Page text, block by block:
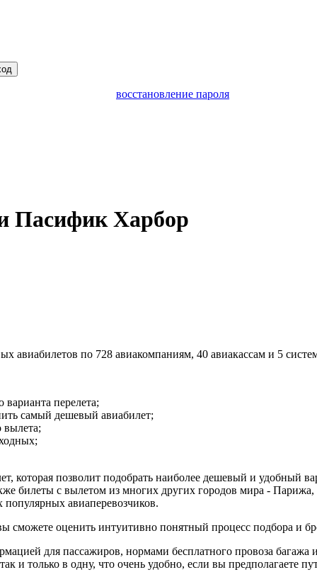
восстановление пароля
Пасифик Харбор
авиабилетов по 728 авиакомпаниям, 40 авиакассам и 5
перелета;
самый дешевый авиабилет;
вылета;
которая позволит подобрать наиболее дешевый и
билеты с вылетом из многих других городов мира -
популярных авиаперевозчиков.
сможете оценить интуитивно понятный процесс подбора и
для пассажиров, нормами бесплатного провоза
и только в одну, что очень удобно, если вы предполагаете